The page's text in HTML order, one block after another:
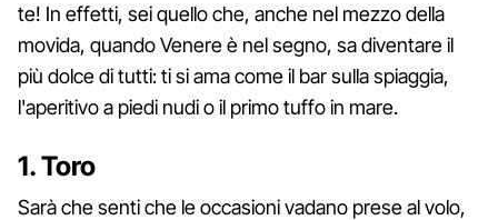
te! In effetti, sei quello che, anche nel mezzo della
movida, quando Venere è nel segno, sa diventare il
più dolce di tutti: ti si ama come il bar sulla spiaggia,
l'aperitivo a piedi nudi o il primo tuffo in mare.
1. Toro
Sarà che senti che le occasioni vadano prese al volo,